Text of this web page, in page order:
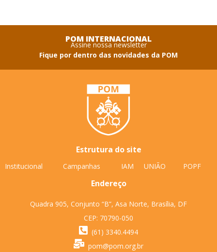
POM INTERNACIONAL
Assine nossa newsletter
Fique por dentro das novidades da POM
Estrutura do site
Institucional Campanhas IAM UNIÃO POPF
Endereço
Quadra 905, Conjunto “B”, Asa Norte, Brasília, DF
CEP: 70790-050
(61) 3340.4494
pom@pom.org.br